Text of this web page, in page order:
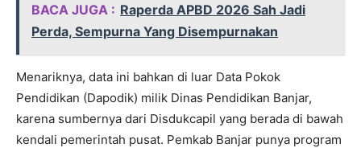
BACA JUGA : Raperda APBD 2026 Sah Jadi
Perda, Sempurna Yang Disempurnakan
Menariknya, data ini bahkan di luar Data Pokok
Pendidikan (Dapodik) milik Dinas Pendidikan Banjar,
karena sumbernya dari Disdukcapil yang berada di bawah
kendali pemerintah pusat. Pemkab Banjar punya program